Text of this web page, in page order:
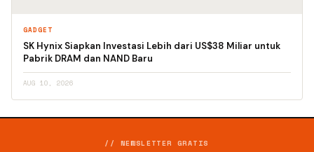
GADGET
SK Hynix Siapkan Investasi Lebih dari US$38 Miliar untuk
Pabrik DRAM dan NAND Baru
AUG 10, 2026
// NEWSLETTER GRATIS